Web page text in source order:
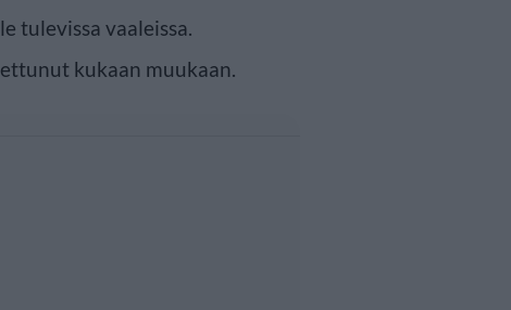
tulevissa vaaleissa.
kukaan muukaan.